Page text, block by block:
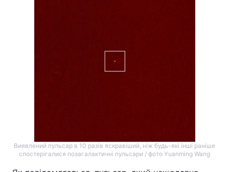
Виявлений пульсар в 10 разів яскравіший, ніж будь-які інші раніше
спостерігалися позагалактичні пульсари / фото Yuanming Wang